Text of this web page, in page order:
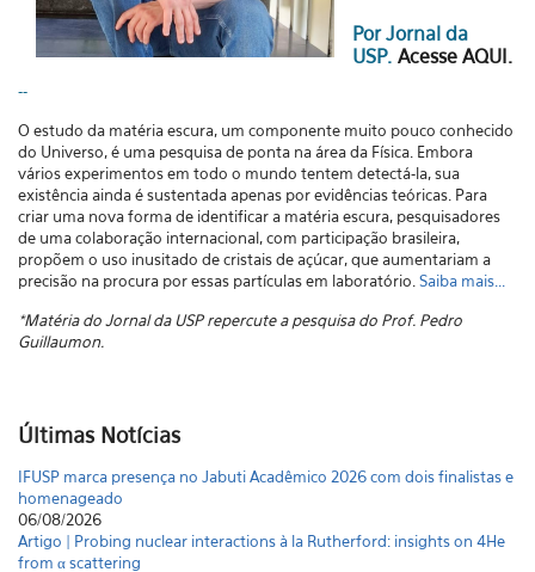
Por Jornal da
USP. Acesse AQUI.
--
O estudo da matéria escura, um componente muito pouco conhecido
do Universo, é uma pesquisa de ponta na área da Física. Embora
vários experimentos em todo o mundo tentem detectá-la, sua
existência ainda é sustentada apenas por evidências teóricas. Para
criar uma nova forma de identificar a matéria escura, pesquisadores
de uma colaboração internacional, com participação brasileira,
propõem o uso inusitado de cristais de açúcar, que aumentariam a
precisão na procura por essas partículas em laboratório. Saiba mais...
*Matéria do Jornal da USP repercute a pesquisa do Prof. Pedro
Guillaumon.
Últimas Notícias
IFUSP marca presença no Jabuti Acadêmico 2026 com dois finalistas e
homenageado
06/08/2026
Artigo | Probing nuclear interactions à la Rutherford: insights on 4He
from α scattering